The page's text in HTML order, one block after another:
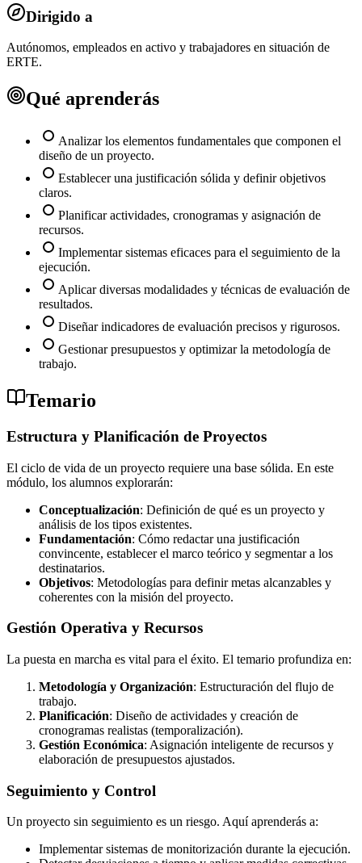
Dirigido a
Autónomos, empleados en activo y trabajadores en situación de
ERTE.
Qué aprenderás
Analizar los elementos fundamentales que componen el
diseño de un proyecto.
Establecer una justificación sólida y definir objetivos
claros.
Planificar actividades, cronogramas y asignación de
recursos.
Implementar sistemas eficaces para el seguimiento de la
ejecución.
Aplicar diversas modalidades y técnicas de evaluación de
resultados.
Diseñar indicadores de evaluación precisos y rigurosos.
Gestionar presupuestos y optimizar la metodología de
trabajo.
Temario
Estructura y Planificación de Proyectos
El ciclo de vida de un proyecto requiere una base sólida. En este
módulo, los alumnos explorarán:
Conceptualización: Definición de qué es un proyecto y
análisis de los tipos existentes.
Fundamentación: Cómo redactar una justificación
convincente, establecer el marco teórico y segmentar a los
destinatarios.
Objetivos: Metodologías para definir metas alcanzables y
coherentes con la misión del proyecto.
Gestión Operativa y Recursos
La puesta en marcha es vital para el éxito. El temario profundiza en:
Metodología y Organización: Estructuración del flujo de
trabajo.
Planificación: Diseño de actividades y creación de
cronogramas realistas (temporalización).
Gestión Económica: Asignación inteligente de recursos y
elaboración de presupuestos ajustados.
Seguimiento y Control
Un proyecto sin seguimiento es un riesgo. Aquí aprenderás a:
Implementar sistemas de monitorización durante la ejecución.